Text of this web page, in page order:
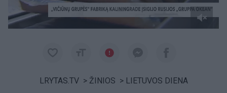
LRYTAS.TV > ŽINIOS > LIETUVOS DIENA